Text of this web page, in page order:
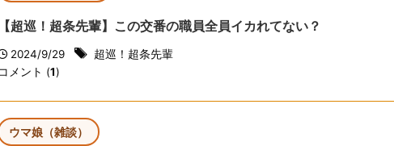
【超巡！超条先輩】この交番の職員全員イカれてない？
2024/9/29
超巡！超条先輩
コメント (1)
ウマ娘（雑談）